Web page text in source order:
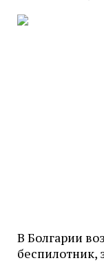
В Болгарии